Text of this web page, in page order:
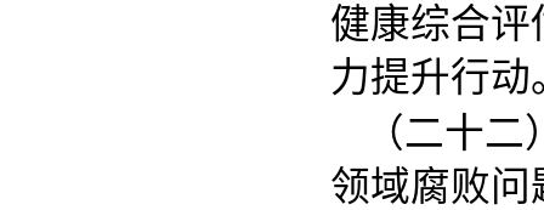
健康综合
力提升行动
（二十
领域腐败